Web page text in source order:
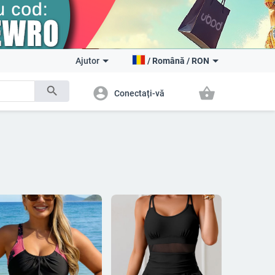
search
Ajutor / Română / RON
account_circle Conectați-vă shopping_basket